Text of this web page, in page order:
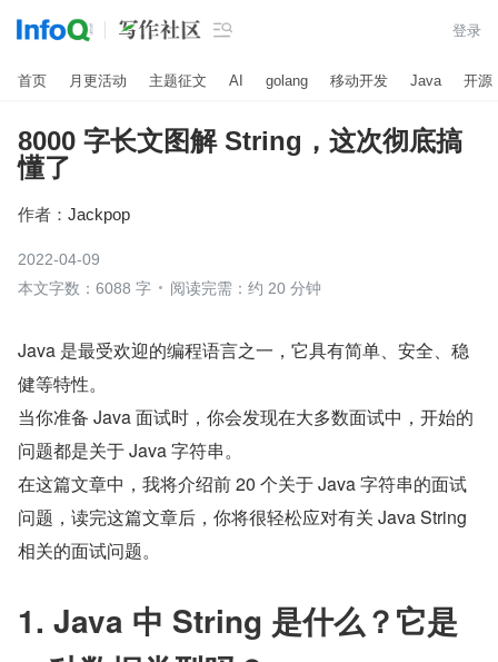
 登录
首页 月更活动 主题征文 AI golang 移动开发 Java 开源
8000 字长文图解 String，这次彻底搞
懂了
作者： Jackpop
2022-04-09
本文字数：6088 字
阅读完需：约 20 分钟
Java 是最受欢迎的编程语言之一，它具有简单、安全、稳
健等特性。
当你准备 Java 面试时，你会发现在大多数面试中，开始的
问题都是关于 Java 字符串。
在这篇文章中，我将介绍前 20 个关于 Java 字符串的面试
问题，读完这篇文章后，你将很轻松应对有关 Java String
相关的面试问题。
1. Java 中 String 是什么？它是